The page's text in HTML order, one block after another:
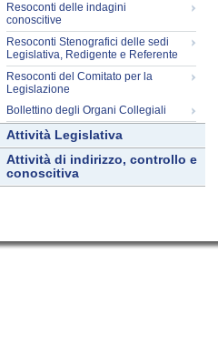
Resoconti delle indagini
conoscitive
Resoconti Stenografici delle sedi
Legislativa, Redigente e Referente
Resoconti del Comitato per la
Legislazione
Bollettino degli Organi Collegiali
Attività Legislativa
Attività di indirizzo, controllo e
conoscitiva